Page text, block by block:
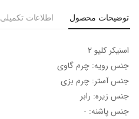
توضیحات محصول اطلاعات تکمیلی
اسنیکر کلیو 2
جنس رویه: چرم گاوی
جنس آستر: چرم بزی
جنس زیره: رابر
جنس پاشنه: -